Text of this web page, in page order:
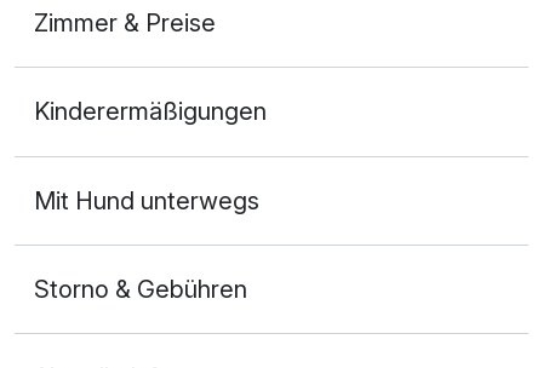
Zimmer & Preise
2 Erwachsene
Kinderermäßigungen
Mit Hund unterwegs
Storno & Gebühren